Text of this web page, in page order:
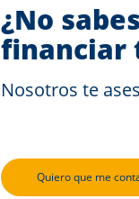
¿No
financiar
Nosotros te
Quiero que me